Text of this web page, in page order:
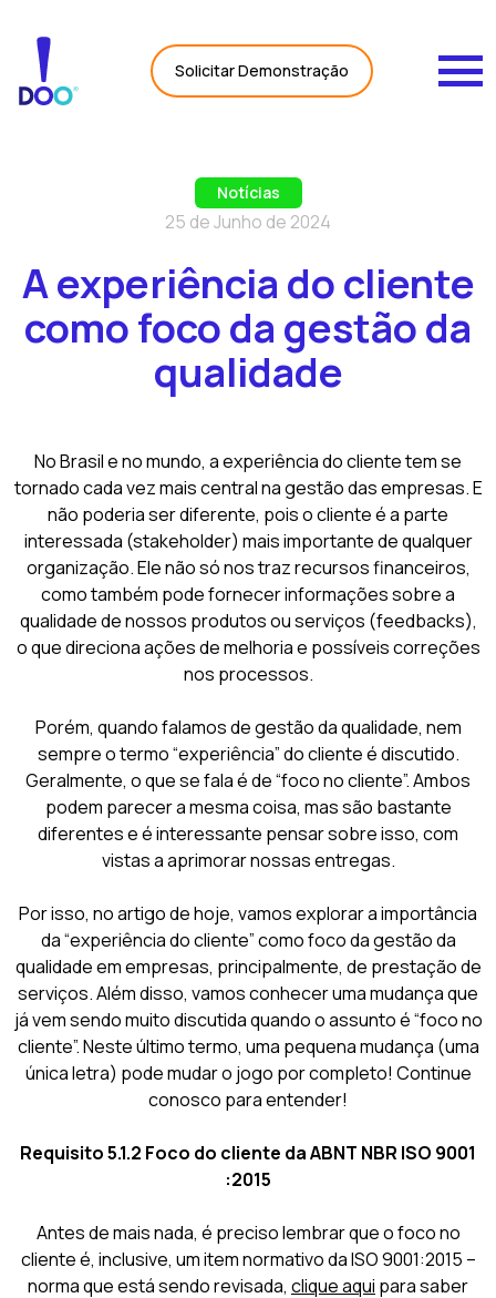
Solicitar Demonstração
Notícias
25 de Junho de 2024
A experiência do cliente
como foco da gestão da
qualidade
No Brasil e no mundo, a experiência do cliente tem se
tornado cada vez mais central na gestão das empresas. E
não poderia ser diferente, pois o cliente é a parte
interessada (stakeholder) mais importante de qualquer
organização. Ele não só nos traz recursos financeiros,
como também pode fornecer informações sobre a
qualidade de nossos produtos ou serviços (feedbacks),
o que direciona ações de melhoria e possíveis correções
nos processos.
Porém, quando falamos de gestão da qualidade, nem
sempre o termo “experiência” do cliente é discutido.
Geralmente, o que se fala é de “foco no cliente”. Ambos
podem parecer a mesma coisa, mas são bastante
diferentes e é interessante pensar sobre isso, com
vistas a aprimorar nossas entregas.
Por isso, no artigo de hoje, vamos explorar a importância
da “experiência do cliente” como foco da gestão da
qualidade em empresas, principalmente, de prestação de
serviços. Além disso, vamos conhecer uma mudança que
já vem sendo muito discutida quando o assunto é “foco no
cliente”. Neste último termo, uma pequena mudança (uma
única letra) pode mudar o jogo por completo! Continue
conosco para entender!
Requisito 5.1.2 Foco do cliente da ABNT NBR ISO 9001
:2015
Antes de mais nada, é preciso lembrar que o foco no
cliente é, inclusive, um item normativo da ISO 9001:2015 –
norma que está sendo revisada, clique aqui para saber